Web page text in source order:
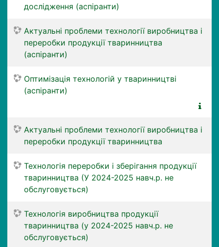
дослідження (аспіранти)
Актуальні проблеми технології виробництва і
переробки продукції тваринництва
(аспіранти)
Оптимізація технологій у тваринництві
(аспіранти)
Актуальні проблеми технології виробництва і
переробки продукції тваринництва
Технологія переробки і зберігання продукції
тваринництва (У 2024-2025 навч.р. не
обслуговується)
Технологія виробництва продукції
тваринництва (у 2024-2025 навч.р. не
обслуговується)